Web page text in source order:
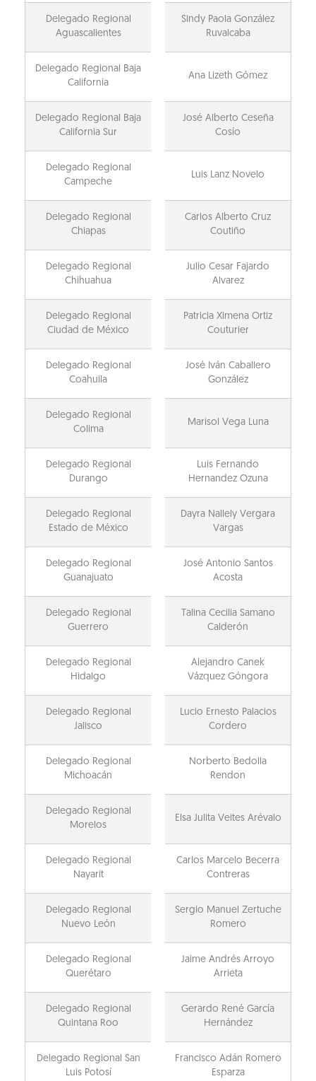
Delegado Regional
Aguascalientes
Sindy Paola González
Ruvalcaba
Delegado Regional Baja
California
Ana Lizeth Gómez
Delegado Regional Baja
California Sur
José Alberto Ceseña
Cosío
Delegado Regional
Campeche
Luis Lanz Novelo
Delegado Regional
Chiapas
Carlos Alberto Cruz
Coutiño
Delegado Regional
Chihuahua
Julio Cesar Fajardo
Alvarez
Delegado Regional
Ciudad de México
Patricia Ximena Ortiz
Couturier
Delegado Regional
Coahuila
José Iván Caballero
González
Delegado Regional
Colima
Marisol Vega Luna
Delegado Regional
Durango
Luis Fernando
Hernandez Ozuna
Delegado Regional
Estado de México
Dayra Nallely Vergara
Vargas
Delegado Regional
Guanajuato
José Antonio Santos
Acosta
Delegado Regional
Guerrero
Talina Cecilia Samano
Calderón
Delegado Regional
Hidalgo
Alejandro Canek
Vázquez Góngora
Delegado Regional
Jalisco
Lucio Ernesto Palacios
Cordero
Delegado Regional
Michoacán
Norberto Bedolla
Rendon
Delegado Regional
Morelos
Elsa Julita Veites Arévalo
Delegado Regional
Nayarit
Carlos Marcelo Becerra
Contreras
Delegado Regional
Nuevo León
Sergio Manuel Zertuche
Romero
Delegado Regional
Querétaro
Jaime Andrés Arroyo
Arrieta
Delegado Regional
Quintana Roo
Gerardo René García
Hernández
Delegado Regional San
Luis Potosí
Francisco Adán Romero
Esparza